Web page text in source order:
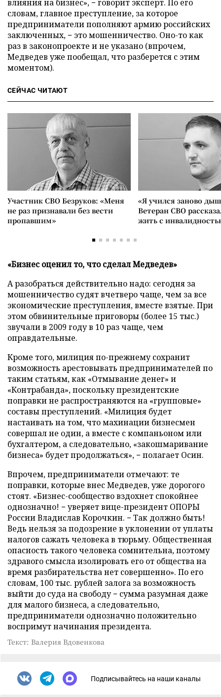
влияния на бизнес», − говорит эксперт. По его
словам, главное преступление, за которое
предприниматели пополняют армию российских
заключенных, − это мошенничество. Оно-то как
раз в законопроекте и не указано (впрочем,
Медведев уже пообещал, что разберется с этим
моментом).
СЕЙЧАС ЧИТАЮТ
Участник СВО Безруков: «Меня
не раз признавали без вести
пропавшим»
«Я учился заново
Ветеран СВО
жить с
«Бизнес оценил то, что сделал Медведев»
А разобраться действительно надо: сегодня за
мошенничество судят вчетверо чаще, чем за все
экономические преступления, вместе взятые. При
этом обвинительные приговоры (более 15 тыс.)
звучали в 2009 году в 10 раз чаще, чем
оправдательные.
Кроме того, милиция по-прежнему сохранит
возможность арестовывать предпринимателей по
таким статьям, как «Отмывание денег» и
«Контрабанда», поскольку президентские
поправки не распространяются на «групповые»
составы преступлений. «Милиция будет
настаивать на том, что махинации бизнесмен
совершал не один, а вместе с компаньоном или
бухгалтером, а следовательно, «закошмаривание
бизнеса» будет продолжаться», − полагает Осин.
Впрочем, предприниматели отмечают: те
поправки, которые внес Медведев, уже дорогого
стоят. «Бизнес-сообщество вздохнет спокойнее
однозначно! − уверяет вице-президент ОПОРЫ
России Владислав Корочкин. − Так должно быть!
Ведь нельзя за подозрение в уклонении от уплаты
налогов сажать человека в тюрьму. Общественная
опасность такого человека сомнительна, поэтому
здравого смысла изолировать его от общества на
время разбирательства нет совершенно». По его
словам, 100 тыс. рублей залога за возможность
выйти до суда на свободу − сумма разумная даже
для малого бизнеса, а следовательно,
предприниматели однозначно положительно
воспримут начинания президента.
Текст: Валерия Вдовенкова
Подписывайтесь на наши каналы